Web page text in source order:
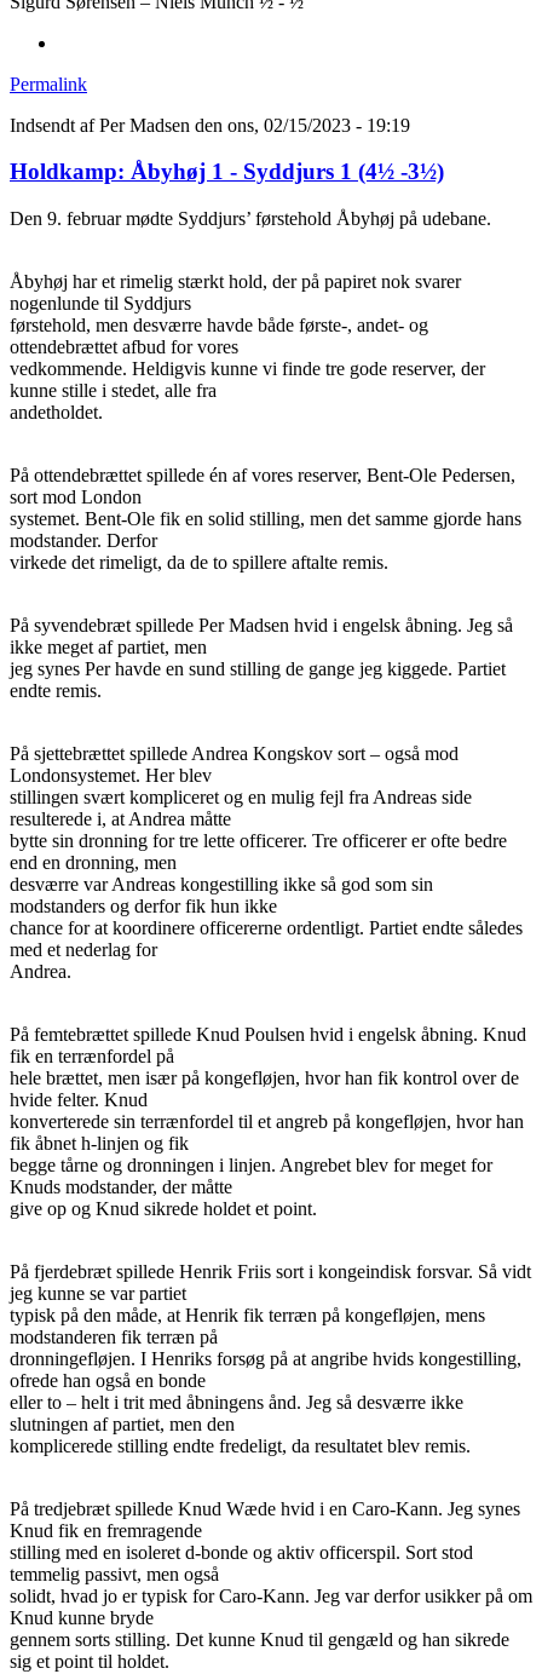
Permalink
Indsendt afPer Madsen den ons, 02/15/2023 - 19:19
Holdkamp: Åbyhøj 1 - Syddjurs 1 (4½ -3½)
Den 9. februar mødte Syddjurs’ førstehold Åbyhøj på udebane.
Åbyhøj har et rimelig stærkt hold, der på papiret nok svarer
nogenlunde til Syddjurs
førstehold, men desværre havde både første-, andet- og
ottendebrættet afbud for vores
vedkommende. Heldigvis kunne vi finde tre gode reserver, der
kunne stille i stedet, alle fra
andetholdet.
På ottendebrættet spillede én af vores reserver, Bent-Ole Pedersen,
sort mod London
systemet. Bent-Ole fik en solid stilling, men det samme gjorde hans
modstander. Derfor
virkede det rimeligt, da de to spillere aftalte remis.
På syvendebræt spillede Per Madsen hvid i engelsk åbning. Jeg så
ikke meget af partiet, men
jeg synes Per havde en sund stilling de gange jeg kiggede. Partiet
endte remis.
På sjettebrættet spillede Andrea Kongskov sort – også mod
Londonsystemet. Her blev
stillingen svært kompliceret og en mulig fejl fra Andreas side
resulterede i, at Andrea måtte
bytte sin dronning for tre lette officerer. Tre officerer er ofte bedre
end en dronning, men
desværre var Andreas kongestilling ikke så god som sin
modstanders og derfor fik hun ikke
chance for at koordinere officererne ordentligt. Partiet endte således
med et nederlag for
Andrea.
På femtebrættet spillede Knud Poulsen hvid i engelsk åbning. Knud
fik en terrænfordel på
hele brættet, men især på kongefløjen, hvor han fik kontrol over de
hvide felter. Knud
konverterede sin terrænfordel til et angreb på kongefløjen, hvor han
fik åbnet h-linjen og fik
begge tårne og dronningen i linjen. Angrebet blev for meget for
Knuds modstander, der måtte
give op og Knud sikrede holdet et point.
På fjerdebræt spillede Henrik Friis sort i kongeindisk forsvar. Så vidt
jeg kunne se var partiet
typisk på den måde, at Henrik fik terræn på kongefløjen, mens
modstanderen fik terræn på
dronningefløjen. I Henriks forsøg på at angribe hvids kongestilling,
ofrede han også en bonde
eller to – helt i trit med åbningens ånd. Jeg så desværre ikke
slutningen af partiet, men den
komplicerede stilling endte fredeligt, da resultatet blev remis.
På tredjebræt spillede Knud Wæde hvid i en Caro-Kann. Jeg synes
Knud fik en fremragende
stilling med en isoleret d-bonde og aktiv officerspil. Sort stod
temmelig passivt, men også
solidt, hvad jo er typisk for Caro-Kann. Jeg var derfor usikker på om
Knud kunne bryde
gennem sorts stilling. Det kunne Knud til gengæld og han sikrede
sig et point til holdet.